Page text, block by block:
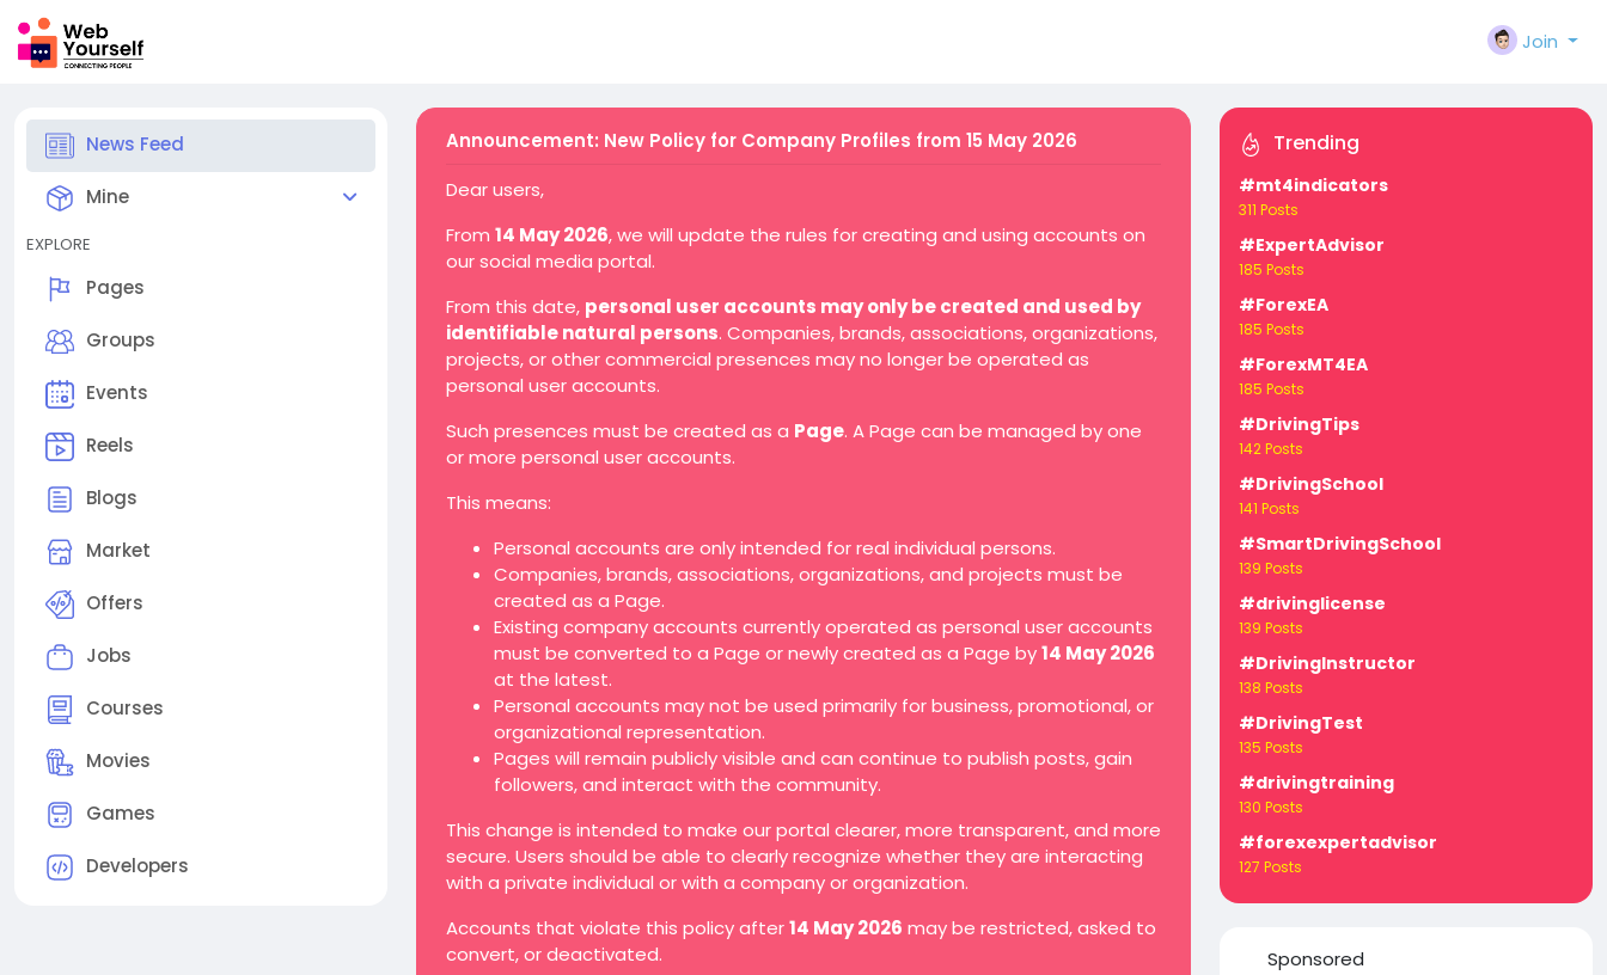
Join
News Feed
Mine
EXPLORE
Pages
Groups
Events
Reels
Blogs
Market
Offers
Jobs
Courses
Movies
Games
Developers
Announcement: New Policy for Company Profiles from 15 May 2026
Dear users,
From 14 May 2026, we will update the rules for creating and using accounts on
our social media portal.
From this date, personal user accounts may only be created and used by
identifiable natural persons. Companies, brands, associations, organizations,
projects, or other commercial presences may no longer be operated as
personal user accounts.
Such presences must be created as a Page. A Page can be managed by one
or more personal user accounts.
This means:
Personal accounts are only intended for real individual persons.
Companies, brands, associations, organizations, and projects must be
created as a Page.
Existing company accounts currently operated as personal user accounts
must be converted to a Page or newly created as a Page by14 May 2026
at the latest.
Personal accounts may not be used primarily for business, promotional, or
organizational representation.
Pages will remain publicly visible and can continue to publish posts, gain
followers, and interact with the community.
This change is intended to make our portal clearer, more transparent, and more
secure. Users should be able to clearly recognize whether they are interacting
with a private individual or with a company or organization.
Accounts that violate this policy after14 May 2026 may be restricted, asked to
convert, or deactivated.
Trending
#mt4indicators
311 Posts
#ExpertAdvisor
185 Posts
#ForexEA
185 Posts
#ForexMT4EA
185 Posts
#DrivingTips
142 Posts
#DrivingSchool
141 Posts
#SmartDrivingSchool
139 Posts
#drivinglicense
139 Posts
#DrivingInstructor
138 Posts
#DrivingTest
135 Posts
#drivingtraining
130 Posts
#forexexpertadvisor
127 Posts
Sponsored